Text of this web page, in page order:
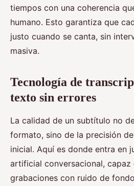
tiempos con una coherencia
humano. Esto garantiza que
justo cuando se canta, sin
masiva.
Tecnología de
texto sin errores
La calidad de un subtítulo no
formato, sino de la precisión
inicial. Aquí es donde entra en
artificial conversacional,
grabaciones con ruido de